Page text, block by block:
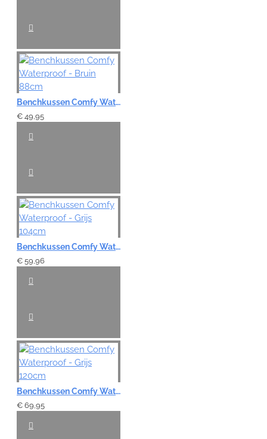
Benchkussen Comfy Waterproof - Bruin 88cm
€ 49,95
Benchkussen Comfy Waterproof - Grijs 104cm
€ 59,96
Benchkussen Comfy Waterproof - Grijs 120cm
€ 69,95